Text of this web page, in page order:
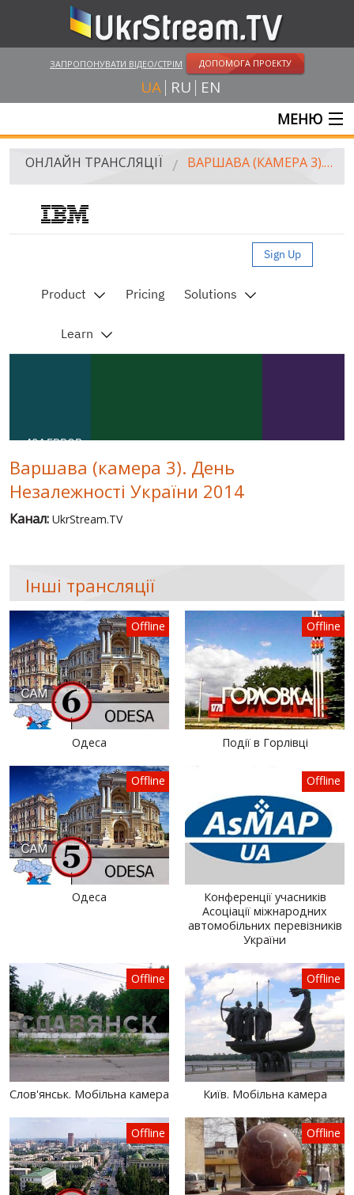
ЗАПРОПОНУВАТИ ВІДЕО/СТРІМ ДОПОМОГА ПРОЕКТУ
UA RU EN
МЕНЮ
ГОЛОВНА
UKRSTREAM.TV
"WINTER ON FIRE"
ХРОНОЛОГІЯ ЄВРОМАЙДАНУ
ПОСЛУГИ
ОНЛАЙН ТРАНСЛЯЦІЇ ВАРШАВА (КАМЕРА 3). ДЕНЬ НЕЗАЛЕЖНОСТІ УКРАЇНИ 2014
Варшава (камера 3). День
Незалежності України 2014
Канал: UkrStream.TV
Інші трансляції
Offline
Одеса
Offline
Події в Горлівці
Offline
Одеса
Offline
Конференції учасників
Асоціації міжнародних
автомобільних перевізників
України
Offline
Слов'янськ. Мобільна камера
Offline
Київ. Мобільна камера
Offline Offline